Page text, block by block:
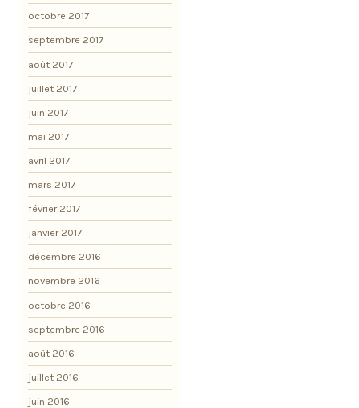
octobre 2017
septembre 2017
août 2017
juillet 2017
juin 2017
mai 2017
avril 2017
mars 2017
février 2017
janvier 2017
décembre 2016
novembre 2016
octobre 2016
septembre 2016
août 2016
juillet 2016
juin 2016